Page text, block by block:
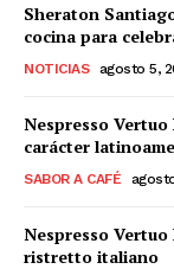
Sheraton
cocina para
NOTICIAS agosto 5,
Nespresso
carácter
SABOR A CAFÉ
Nespresso
ristretto italiano